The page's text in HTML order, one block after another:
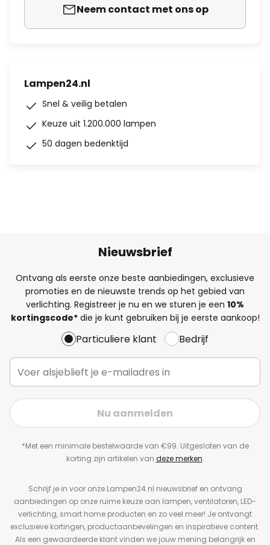
Neem contact met ons op
Lampen24.nl
Snel & veilig betalen
Keuze uit 1.200.000 lampen
50 dagen bedenktijd
Nieuwsbrief
Ontvang als eerste onze beste aanbiedingen, exclusieve
promoties en de nieuwste trends op het gebied van
verlichting. Registreer je nu en we sturen je een 10%
kortingscode*die je kunt gebruiken bij je eerste aankoop!
Particuliere klant Bedrijf
Nu aanmelden
*Met een minimale bestelwaarde van €99. Uitgesloten van de
korting zijn artikelen van deze merken.
Schrijf je in voor onze Lampen24.nl nieuwsbrief en ontvang
aanbiedingen op onze ruime keuze aan lampen, ventilatoren, LED-
verlichting, smart home producten en zo veel meer! Je ontvangt
exclusieve kortingen, productaanbevelingen en inspiratieve content.
Als een gewaardeerde klant vinden we jouw mening belangrijk en